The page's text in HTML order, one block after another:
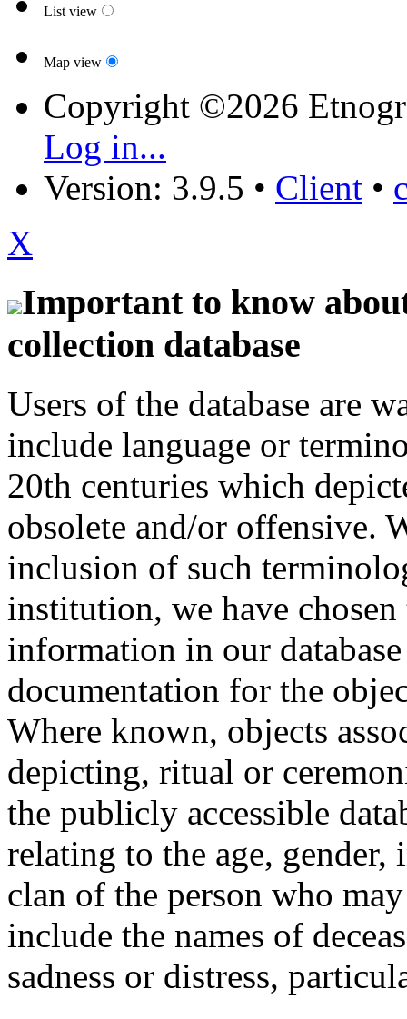
List view
Map view
Copyright ©2026
Log in...
Version: 3.9.5 • Client •
X
Important to know
collection database
Users of the database are
include language or
20th centuries which
obsolete and/or offensive.
inclusion of such
institution, we have
information in our
documentation for the
Where known, objects
depicting, ritual or
the publicly accessible
relating to the age,
clan of the person who
include the names of
sadness or distress,